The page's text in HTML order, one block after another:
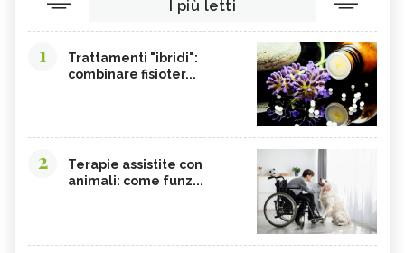
I più letti
1
Trattamenti "ibridi":
combinare fisioter...
2
Terapie assistite con
animali: come funz...